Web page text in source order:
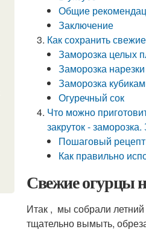
Общие
Заключение
Как сохранить
Заморозка целых
Заморозка
Заморозка
Огуречный сок
Что можно
закруток -
Пошаговый рецепт
Как правильно
Свежие огурцы
Итак , мы собрали летний
тщательно вымыть,